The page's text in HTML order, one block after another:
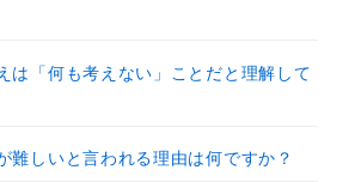
は「何も考えない」ことだと理解して
難しいと言われる理由は何ですか？